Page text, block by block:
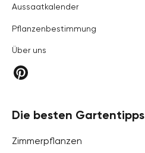
Aussaatkalender
Pflanzenbestimmung
Über uns
Die besten Gartentipps
Zimmerpflanzen